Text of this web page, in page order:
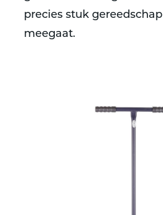
precies stuk
meegaat.